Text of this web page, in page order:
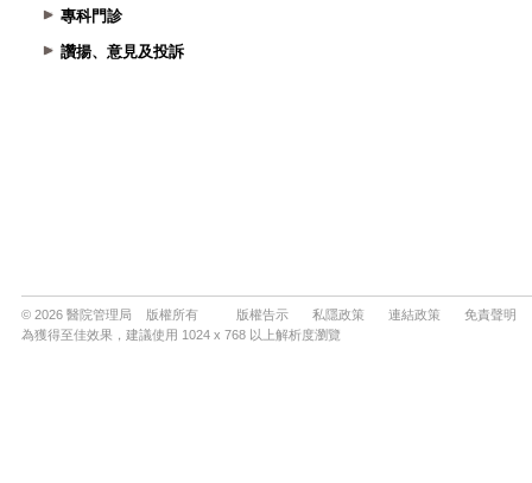
專科門診
讚揚、意見及投訴
© 2026 醫院管理局 版權所有 版權告示 私隱政策 連結政策
免責聲明
為獲得至佳效果，建議使用 1024 x 768 以上解析度瀏覽